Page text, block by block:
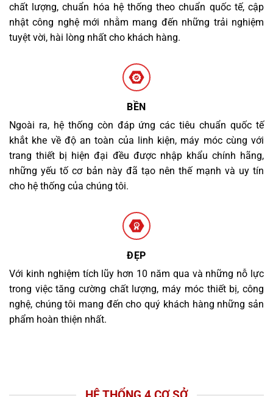
chất lượng, chuẩn hóa hệ thống theo chuẩn quốc tế, cập
nhật công nghệ mới nhằm mang đến những trải nghiệm
tuyệt vời, hài lòng nhất cho khách hàng.
BỀN
Ngoài ra, hệ thống còn đáp ứng các tiêu chuẩn quốc tế
khắt khe về độ an toàn của linh kiện, máy móc cùng với
trang thiết bị hiện đại đều được nhập khẩu chính hãng,
những yếu tố cơ bản này đã tạo nên thế mạnh và uy tín
cho hệ thống của chúng tôi.
ĐẸP
Với kinh nghiệm tích lũy hơn 10 năm qua và những nỗ lực
trong việc tăng cường chất lượng, máy móc thiết bị, công
nghệ, chúng tôi mang đến cho quý khách hàng những sản
phẩm hoàn thiện nhất.